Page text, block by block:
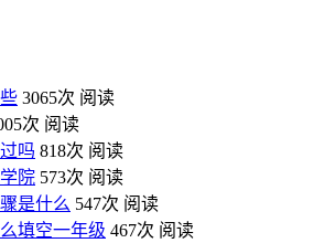
3065次 阅读
次 阅读
吗 818次 阅读
院 573次 阅读
是什么 547次 阅读
填空一年级 467次 阅读